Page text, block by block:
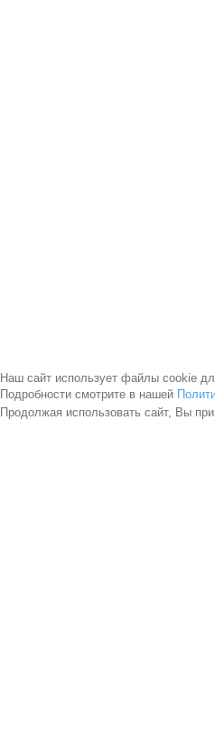
Наш сайт использует файлы cookie
Подробности смотрите в нашей
Продолжая использовать сайт, Вы